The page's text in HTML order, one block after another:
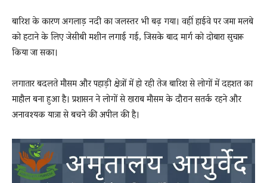
बारिश के कारण अगलाड़ नदी का जलस्तर भी बढ़ गया। वहीं हाईवे पर जमा मलबे
को हटाने के लिए जेसीबी मशीन लगाई गई, जिसके बाद मार्ग को दोबारा सुचारू
किया जा सका।
लगातार बदलते मौसम और पहाड़ी क्षेत्रों में हो रही तेज बारिश से लोगों में दहशत का
माहौल बना हुआ है। प्रशासन ने लोगों से खराब मौसम के दौरान सतर्क रहने और
अनावश्यक यात्रा से बचने की अपील की है।